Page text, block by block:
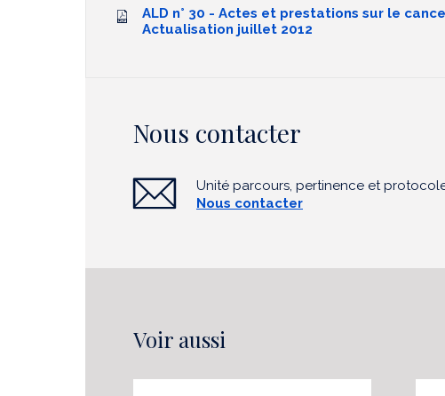
ALD n° 30 - Actes et prestations sur le
Actualisation juillet 2012
Nous contacter
Unité parcours, pertinence et
Nous contacter
Voir aussi